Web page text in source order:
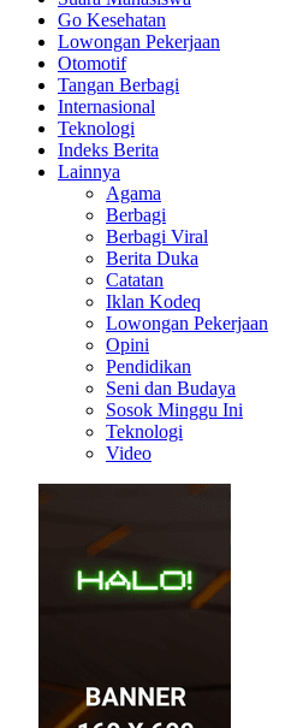
Go Kesehatan
Lowongan Pekerjaan
Otomotif
Tangan Berbagi
Internasional
Teknologi
Indeks Berita
Lainnya
Agama
Berbagi
Berbagi Viral
Berita Duka
Catatan
Iklan Kodeq
Lowongan Pekerjaan
Opini
Pendidikan
Seni dan Budaya
Sosok Minggu Ini
Teknologi
Video